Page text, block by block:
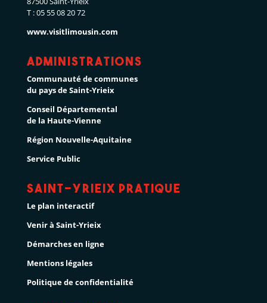
T : 05 55 08 20 72
www.visitlimousin.com
Administrations
Communauté de communes
du pays de Saint-Yrieix
Conseil Départemental
de la Haute-Vienne
Région Nouvelle-Aquitaine
Service Public
Saint-Yrieix pratique
Le plan interactif
Venir à Saint-Yrieix
Démarches en ligne
Mentions légales
Politique de confidentialité